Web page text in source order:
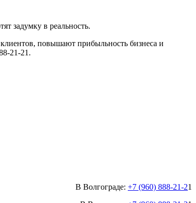
задумку в реальность.
повышают прибыльность бизнеса и
21-21.
В Волгограде: +7 (960) 888-21-21